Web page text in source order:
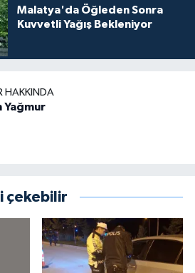
Malatya'da Öğleden Sonra
Kuvvetli Yağış Bekleniyor
HAKKINDA
Yağmur
çekebilir